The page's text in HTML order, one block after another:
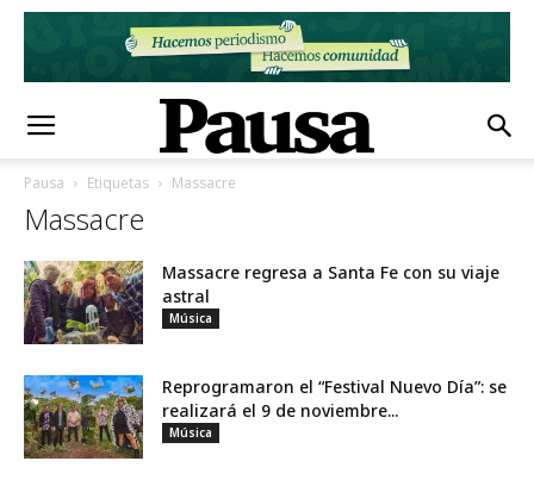
Pausa Etiquetas Massacre
Massacre
Massacre regresa a Santa Fe con su viaje
astral
Música
Reprogramaron el “Festival Nuevo Día”: se
realizará el 9 de noviembre...
Música